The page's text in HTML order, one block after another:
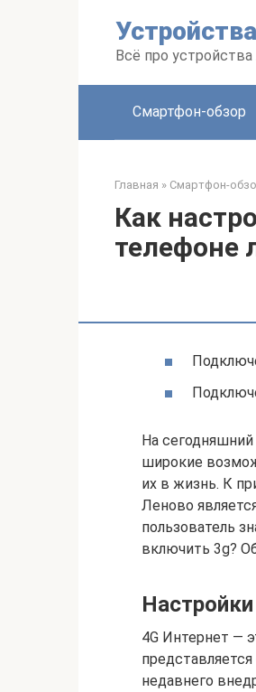
Всё про
Смартфон-обзор
Главная » Смартфон-
Как
телефоне
На
широкие
их в жизнь. К
Леново
пользователь
включить 3g?
4G Интернет —
недавнего